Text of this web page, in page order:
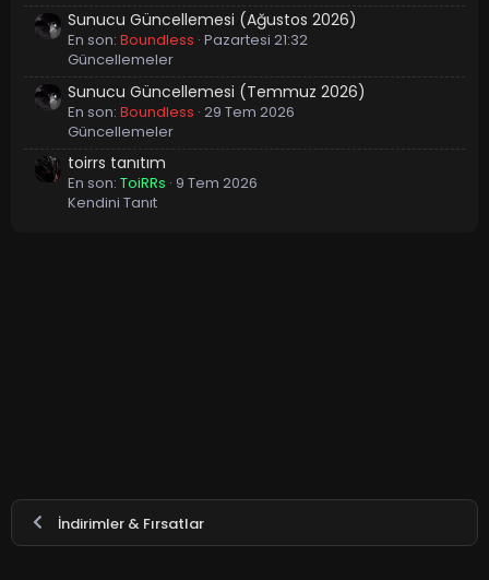
Sunucu Güncellemesi (Ağustos 2026)
En son: Boundless Pazartesi 21:32
Güncellemeler
Sunucu Güncellemesi (Temmuz 2026)
En son: Boundless 29 Tem 2026
Güncellemeler
toirrs tanıtım
En son: ToiRRs 9 Tem 2026
Kendini Tanıt
İndirimler & Fırsatlar